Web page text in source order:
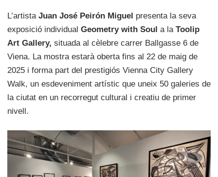
L’artista Juan José Peirón Miguel presenta la seva
exposició individual Geometry with Soul a la Toolip
Art Gallery, situada al cèlebre carrer Ballgasse 6 de
Viena. La mostra estarà oberta fins al 22 de maig de
2025 i forma part del prestigiós Vienna City Gallery
Walk, un esdeveniment artístic que uneix 50 galeries de
la ciutat en un recorregut cultural i creatiu de primer
nivell.